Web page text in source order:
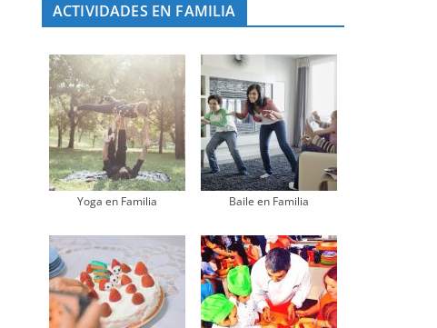
ACTIVIDADES EN FAMILIA
Yoga en Familia Baile en Familia